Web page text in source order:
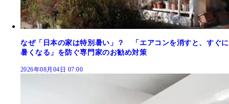
なぜ「日本の家は特別暑い」？ 「エアコンを消すと、すぐに
暑くなる」を防ぐ専門家のお勧め対策
2026年08月04日 07:00